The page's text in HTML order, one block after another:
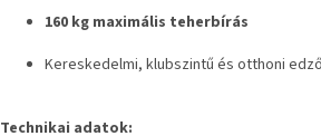
160 kg maximális teherbírás
Kereskedelmi, klubszintű és otthoni
Technikai adatok: